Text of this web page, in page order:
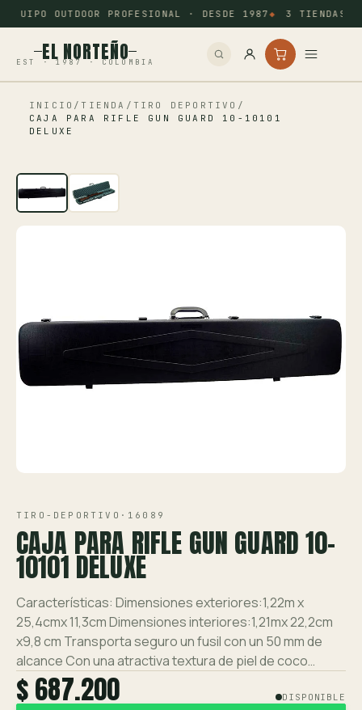
EQUIPO OUTDOOR PROFESIONAL · DESDE 1987 3 TIENDAS:
EL NORTEÑO
EST · 1987 · COLOMBIA
Inicio
Camping
Tiro Deportivo
Otros
Ver toda la tienda →
INICIO / TIENDA / TIRO DEPORTIVO /
CAJA PARA RIFLE GUN GUARD 10-10101
DELUXE
TIRO-DEPORTIVO · 16089
CAJA PARA RIFLE GUN GUARD 10-
10101 DELUXE
Características: Dimensiones exteriores:1,22m x
25,4cmx 11,3cm Dimensiones interiores:1,21mx 22,2cm
x9,8 cm Transporta seguro un fusil con un 50 mm de
alcance Con una atractiva textura de piel de coco…
$ 687.200 DISPONIBLE